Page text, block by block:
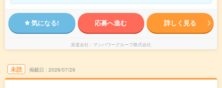
気になる! 応募へ進む 詳しく見る
派遣会社 マンパワーグループ株式会社
未読 掲載日 2026/07/29